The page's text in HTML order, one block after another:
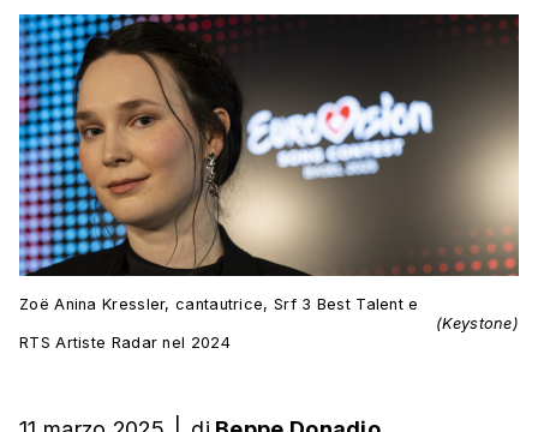
Zoë Anina Kressler, cantautrice, Srf 3 Best Talent e
RTS Artiste Radar nel 2024
(Keystone)